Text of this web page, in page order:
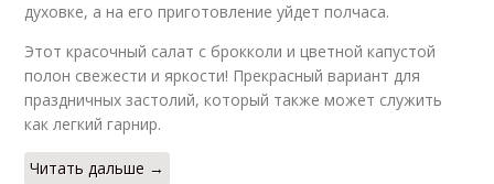
духовке, а на его приготовление уйдет полчаса.
Этот красочный салат с брокколи и цветной капустой
полон свежести и яркости! Прекрасный вариант для
праздничных застолий, который также может служить
как легкий гарнир.
Читать дальше →